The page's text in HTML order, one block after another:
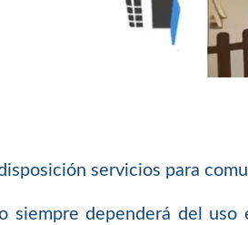
servicios para
siempre dependerá del